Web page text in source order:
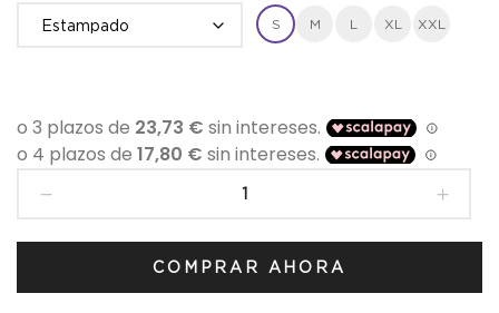
S M L XL XXL
hombre
Sorbino
COMPRAR AHORA